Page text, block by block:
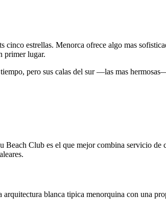
estrellas. Menorca ofrece algo mas
primer lugar.
pero sus calas del sur —las mas
Club es el que mejor combina servicio
blanca tipica menorquina con una